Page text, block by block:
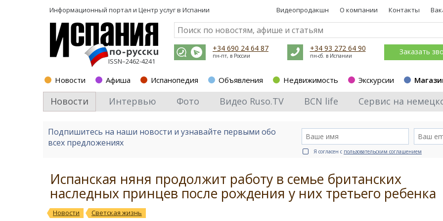
Информационный портал и Центр услуг в Испании Видеопродакшн О компании Контакты
ISSN–2462-4241
+34 690 24 64 87
пн-пт, в России
+34 93 272 64 90
пн-сб. в Испании Заказать
Новости Афиша Испанопедия Объявления Недвижимость Экскурсии
Новости Интервью Фото Видео Ruso.TV BCN life Сервис на
Подпишитесь на наши новости и узнавайте первыми обо
всех предложениях
Я согласен с пользовательским соглашением
Испанская няня продолжит работу в семье британских
наследных принцев после рождения у них третьего ребенка
Новости Светская жизнь